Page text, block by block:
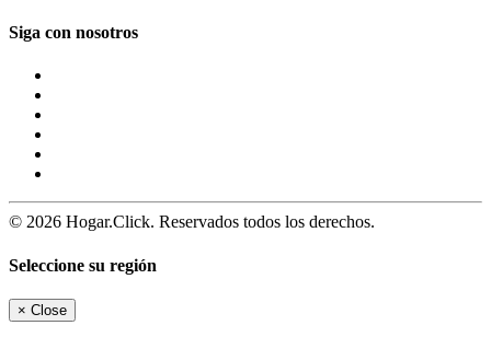
Siga con nosotros
© 2026 Hogar.Click. Reservados todos los derechos.
Seleccione su región
× Close